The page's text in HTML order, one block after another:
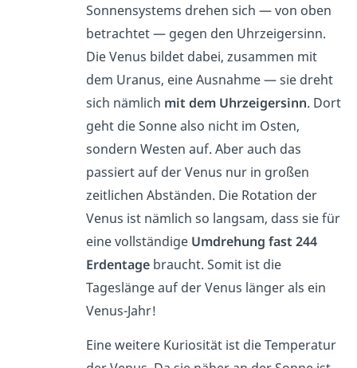
Sonnensystems drehen sich — von oben
betrachtet — gegen den Uhrzeigersinn.
Die Venus bildet dabei, zusammen mit
dem Uranus, eine Ausnahme — sie dreht
sich nämlich mit dem Uhrzeigersinn. Dort
geht die Sonne also nicht im Osten,
sondern Westen auf. Aber auch das
passiert auf der Venus nur in großen
zeitlichen Abständen. Die Rotation der
Venus ist nämlich so langsam, dass sie für
eine vollständige Umdrehung fast 244
Erdentagebraucht. Somit ist die
Tageslänge auf der Venus länger als ein
Venus-Jahr!
Eine weitere Kuriosität ist die Temperatur